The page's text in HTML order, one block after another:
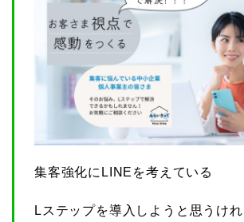
集客強化にLINEを考えている
Lステップを導入しようと思うけ